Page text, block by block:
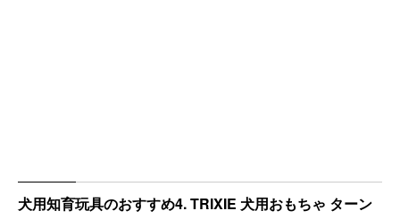
犬用知育玩具のおすすめ4. TRIXIE 犬用おもちゃ ターン